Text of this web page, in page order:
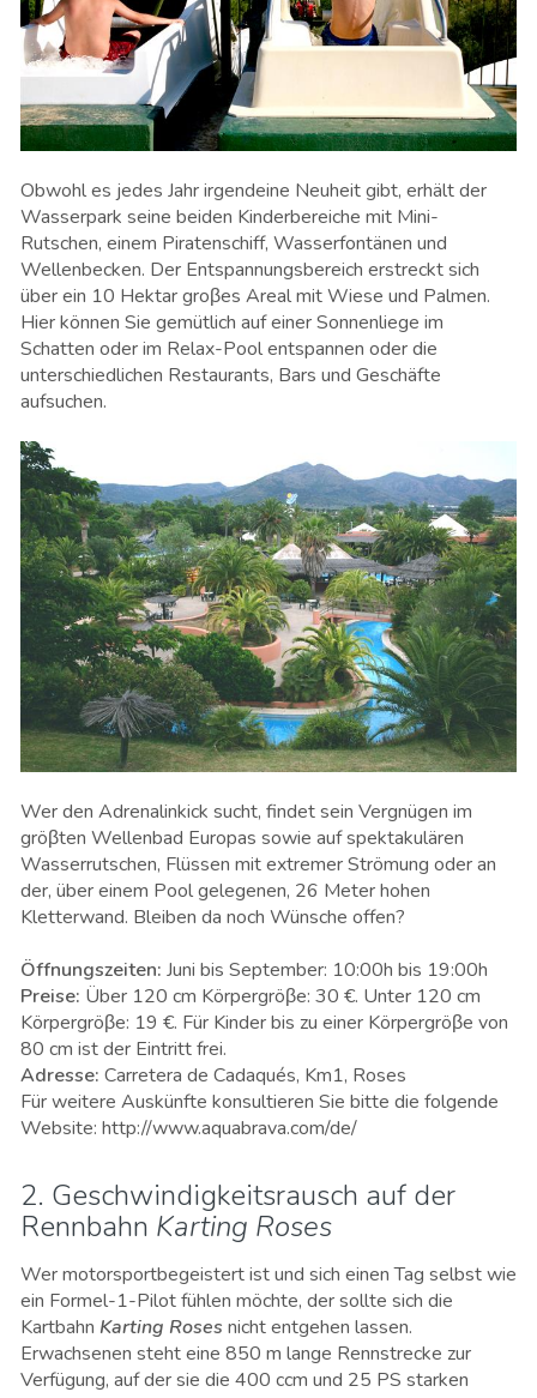
Obwohl es jedes Jahr irgendeine Neuheit gibt, erhält der
Wasserpark seine beiden Kinderbereiche mit Mini-
Rutschen, einem Piratenschiff, Wasserfontänen und
Wellenbecken. Der Entspannungsbereich erstreckt sich
über ein 10 Hektar groβes Areal mit Wiese und Palmen.
Hier können Sie gemütlich auf einer Sonnenliege im
Schatten oder im Relax-Pool entspannen oder die
unterschiedlichen Restaurants, Bars und Geschäfte
aufsuchen.
Wer den Adrenalinkick sucht, findet sein Vergnügen im
gröβten Wellenbad Europas sowie auf spektakulären
Wasserrutschen, Flüssen mit extremer Strömung oder an
der, über einem Pool gelegenen, 26 Meter hohen
Kletterwand. Bleiben da noch Wünsche offen?
Öffnungszeiten: Juni bis September: 10:00h bis 19:00h
Preise: Über 120 cm Körpergröβe: 30 €. Unter 120 cm
Körpergröβe: 19 €. Für Kinder bis zu einer Körpergröβe von
80 cm ist der Eintritt frei.
Adresse: Carretera de Cadaqués, Km1, Roses
Für weitere Auskünfte konsultieren Sie bitte die folgende
Website: http://www.aquabrava.com/de/
2. Geschwindigkeitsrausch auf der
Rennbahn Karting Roses
Wer motorsportbegeistert ist und sich einen Tag selbst wie
ein Formel-1-Pilot fühlen möchte, der sollte sich die
Kartbahn Karting Roses nicht entgehen lassen.
Erwachsenen steht eine 850 m lange Rennstrecke zur
Verfügung, auf der sie die 400 ccm und 25 PS starken